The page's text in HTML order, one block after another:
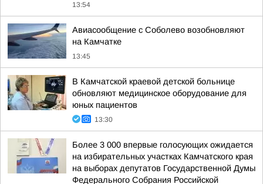
13:54
Авиасообщение с Соболево возобновляют
на Камчатке
13:45
В Камчатской краевой детской больнице
обновляют медицинское оборудование для
юных пациентов
13:30
Более 3 000 впервые голосующих ожидается
на избирательных участках Камчатского края
на выборах депутатов Государственной Думы
Федерального Собрания Российской